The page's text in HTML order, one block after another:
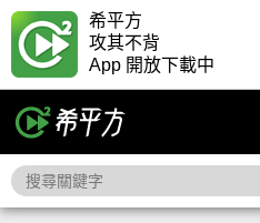
希平方
攻其不背
App 開放下載中